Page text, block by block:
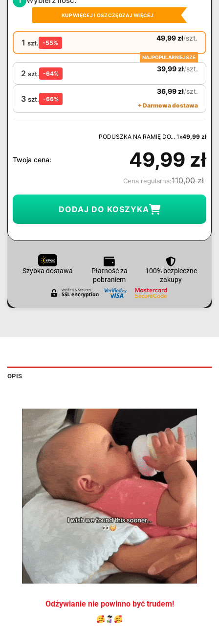
KUP WIĘCEJ I OSZCZĘDZAJ WIĘCEJ
1 szt. -55%
49,99 zł/szt.
NAJPOPULARNIEJSZE
2 szt. -64%
39,99 zł/szt.
3 szt. -66%
36,99 zł/szt.
+ Darmowa dostawa
PODUSZKA NA RAMIĘ DO... 1x49,99 zł
Twoja cena: 49,99 zł
Cena regularna:110,00zł
DODAJ DO KOSZYKA
Szybka dostawa
Płatność za
pobraniem
100% bezpieczne
zakupy
OPIS
Odżywianie nie powinno być trudem!